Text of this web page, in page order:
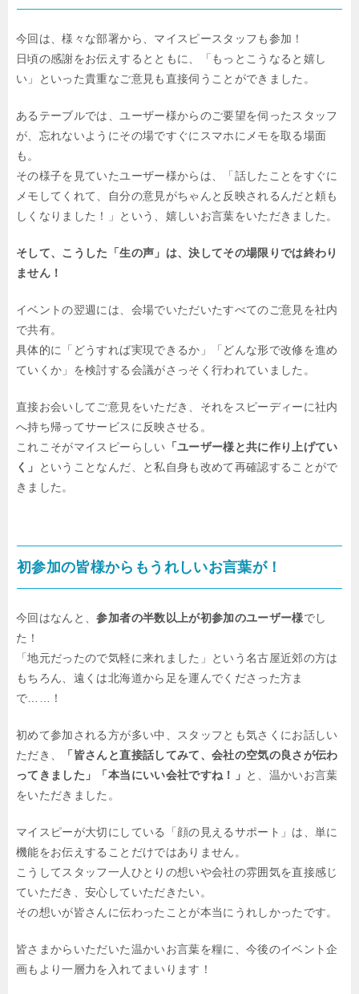
今回は、様々な部署から、マイスピースタッフも参加！
日頃の感謝をお伝えするとともに、「もっとこうなると嬉し
い」といった貴重なご意見も直接伺うことができました。
あるテーブルでは、ユーザー様からのご要望を伺ったスタッフ
が、忘れないようにその場ですぐにスマホにメモを取る場面
も。
その様子を見ていたユーザー様からは、「話したことをすぐに
メモしてくれて、自分の意見がちゃんと反映されるんだと頼も
しくなりました！」という、嬉しいお言葉をいただきました。
そして、こうした「生の声」は、決してその場限りでは終わり
ません！
イベントの翌週には、会場でいただいたすべてのご意見を社内
で共有。
具体的に「どうすれば実現できるか」「どんな形で改修を進め
ていくか」を検討する会議がさっそく行われていました。
直接お会いしてご意見をいただき、それをスピーディーに社内
へ持ち帰ってサービスに反映させる。
これこそがマイスピーらしい 「ユーザー様と共に作り上げてい
く」
ということなんだ、と私自身も改めて再確認することがで
きました。
初参加の皆様からもうれしいお言葉が！
今回はなんと、参加者の半数以上が初参加のユーザー様でし
た！
「地元だったので気軽に来れました」という名古屋近郊の方は
もちろん、遠くは北海道から足を運んでくださった方ま
で……！
初めて参加される方が多い中、スタッフとも気さくにお話しい
ただき、
「皆さんと直接話してみて、会社の空気の良さが伝わ
ってきました」「本当にいい会社ですね！」 と、温かいお言葉
をいただきました。
マイスピーが大切にしている「顔の見えるサポート」は、単に
機能をお伝えすることだけではありません。
こうしてスタッフ一人ひとりの想いや会社の雰囲気を直接感じ
ていただき、安心していただきたい。
その想いが皆さんに伝わったことが本当にうれしかったです。
皆さまからいただいた温かいお言葉を糧に、今後のイベント企
画もより一層力を入れてまいります！